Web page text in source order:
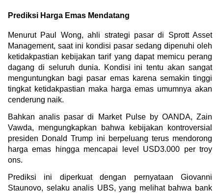
Prediksi Harga Emas Mendatang
Menurut Paul Wong, ahli strategi pasar di Sprott Asset
Management, saat ini kondisi pasar sedang dipenuhi oleh
ketidakpastian kebijakan tarif yang dapat memicu perang
dagang di seluruh dunia. Kondisi ini tentu akan sangat
menguntungkan bagi pasar emas karena semakin tinggi
tingkat ketidakpastian maka harga emas umumnya akan
cenderung naik.
Bahkan analis pasar di Market Pulse by OANDA, Zain
Vawda, mengungkapkan bahwa kebijakan kontroversial
presiden Donald Trump ini berpeluang terus mendorong
harga emas hingga mencapai level USD3.000 per troy
ons.
Prediksi ini diperkuat dengan pernyataan Giovanni
Staunovo, selaku analis UBS, yang melihat bahwa bank